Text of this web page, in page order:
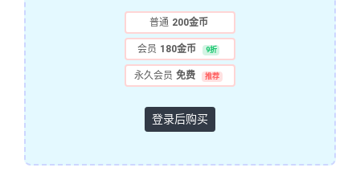
普通 200金币
会员 180金币 9折
永久会员 免费 推荐
登录后购买